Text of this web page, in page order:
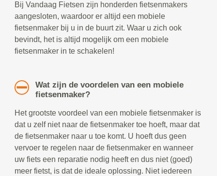
Bij Vandaag Fietsen zijn honderden fietsenmakers
aangesloten, waardoor er altijd een mobiele
fietsenmaker bij u in de buurt zit. Waar u zich ook
bevindt, het is altijd mogelijk om een mobiele
fietsenmaker in te schakelen!
Wat zijn de voordelen van een mobiele
fietsenmaker?
Het grootste voordeel van een mobiele fietsenmaker is
dat u zelf niet naar de fietsenmaker toe hoeft, maar dat
de fietsenmaker naar u toe komt. U hoeft dus geen
vervoer te regelen naar de fietsenmaker en wanneer
uw fiets een reparatie nodig heeft en dus niet (goed)
meer fietst, is dat de ideale oplossing. Niet iedereen